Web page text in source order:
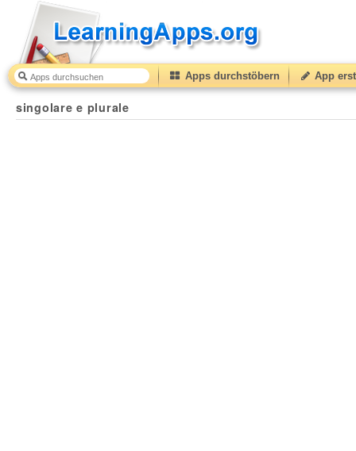
Apps durchstöbern App
singolare e plurale
singolare e plurale 34(from10to50) based on5